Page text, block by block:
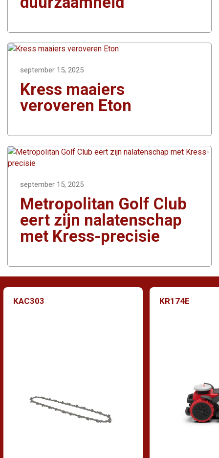
september 15, 2025
Kress maaiers
veroveren Eton
september 15, 2025
Metropolitan Golf Club
eert zijn nalatenschap
met Kress-precisie
KAC303 KR174E